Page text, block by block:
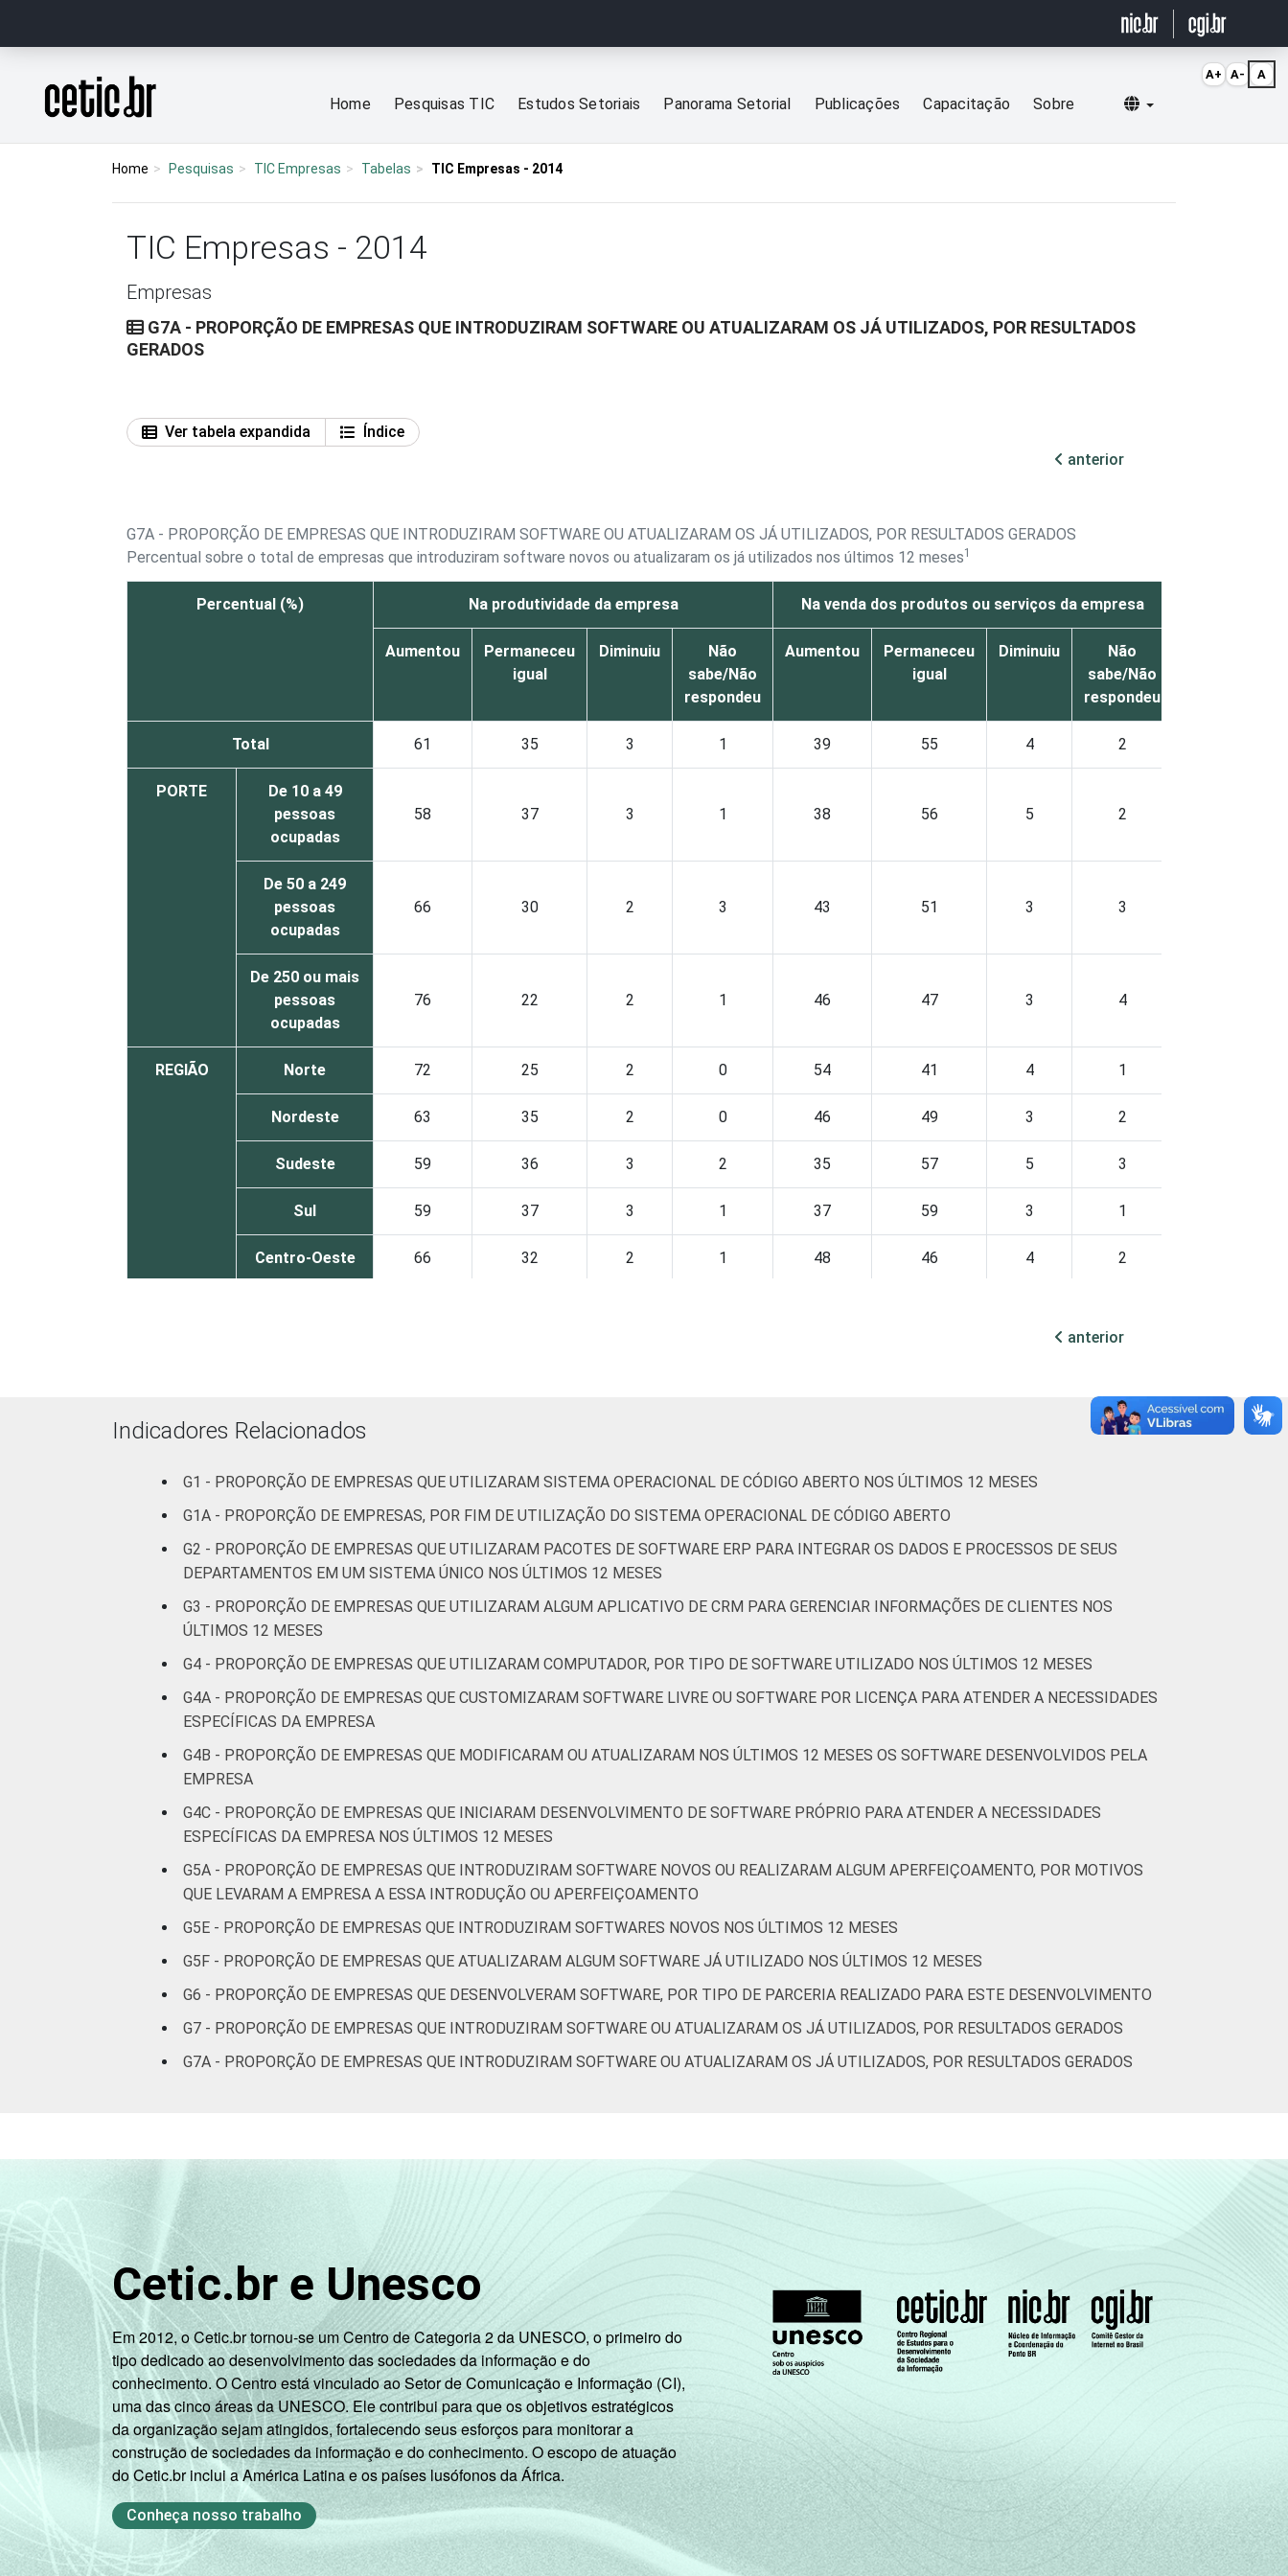
Página inicial
Home Pesquisas TIC Estudos Setoriais Panorama Setorial Publicações Capacitação Sobre Selecionar idioma
Home Pesquisas TIC Empresas Tabelas TIC Empresas - 2014
TIC Empresas - 2014
Empresas
G7A - PROPORÇÃO DE EMPRESAS QUE INTRODUZIRAM SOFTWARE OU ATUALIZARAM OS JÁ UTILIZADOS, POR RESULTADOS
GERADOS
Ver tabela expandida
Índice
anterior
G7A - PROPORÇÃO DE EMPRESAS QUE INTRODUZIRAM SOFTWARE OU ATUALIZARAM OS JÁ UTILIZADOS, POR RESULTADOS GERADOS
Percentual sobre o total de empresas que introduziram software novos ou atualizaram os já utilizados nos últimos 12 meses1
Percentual (%) Na produtividade da empresa Na venda dos produtos ou serviços da empresa
Aumentou
Permaneceu
igual
Diminuiu
Não
sabe/Não
respondeu
Aumentou
Permaneceu
igual
Diminuiu
Não
sabe/Não
respondeu
Total 61 35 3 1 39 55 4 2
PORTE
De 10 a 49
pessoas
ocupadas
58 37 3 1 38 56 5 2
De 50 a 249
pessoas
ocupadas
66 30 2 3 43 51 3 3
De 250 ou mais
pessoas
ocupadas
76 22 2 1 46 47 3 4
REGIÃO Norte 72 25 2 0 54 41 4 1
Nordeste 63 35 2 0 46 49 3 2
Sudeste 59 36 3 2 35 57 5 3
Sul 59 37 3 1 37 59 3 1
Centro-Oeste 66 32 2 1 48 46 4 2
Comércio;
automotores e
motocicletas
Transporte,
armazenagem
e correio
61 34 4
Alojamento e
alimentação
53 42 4 1 37 54 7
Atividades
imobiliárias;
científicas e
técnicas;
atividades
administrativas
complentares
67 28
comunicação
75 23 0 2 45 49 2 4
esporte e
serviços
Base: 5.082 empresas que declararam ter introduzido novos software ou atualizado os já utilizados nos últimos 12 meses, com 10 ou mais
pessoas ocupadas, que constituem os seguintes segmentos da CNAE 2.0 (C, F, G, H, I, J, L, M, N, R e S). Respostas estimuladas.Dados coletados
entre setembro de 2014 e março de 2015.
Fonte: NIC.br - set 2014 / mar 2015
anterior
Indicadores Relacionados
G1 - PROPORÇÃO DE EMPRESAS QUE UTILIZARAM SISTEMA OPERACIONAL DE CÓDIGO ABERTO NOS ÚLTIMOS 12 MESES
G1A - PROPORÇÃO DE EMPRESAS, POR FIM DE UTILIZAÇÃO DO SISTEMA OPERACIONAL DE CÓDIGO ABERTO
G2 - PROPORÇÃO DE EMPRESAS QUE UTILIZARAM PACOTES DE SOFTWARE ERP PARA INTEGRAR OS DADOS E PROCESSOS DE SEUS
DEPARTAMENTOS EM UM SISTEMA ÚNICO NOS ÚLTIMOS 12 MESES
G3 - PROPORÇÃO DE EMPRESAS QUE UTILIZARAM ALGUM APLICATIVO DE CRM PARA GERENCIAR INFORMAÇÕES DE CLIENTES NOS
ÚLTIMOS 12 MESES
G4 - PROPORÇÃO DE EMPRESAS QUE UTILIZARAM COMPUTADOR, POR TIPO DE SOFTWARE UTILIZADO NOS ÚLTIMOS 12 MESES
G4A - PROPORÇÃO DE EMPRESAS QUE CUSTOMIZARAM SOFTWARE LIVRE OU SOFTWARE POR LICENÇA PARA ATENDER A NECESSIDADES
ESPECÍFICAS DA EMPRESA
G4B - PROPORÇÃO DE EMPRESAS QUE MODIFICARAM OU ATUALIZARAM NOS ÚLTIMOS 12 MESES OS SOFTWARE DESENVOLVIDOS PELA
EMPRESA
G4C - PROPORÇÃO DE EMPRESAS QUE INICIARAM DESENVOLVIMENTO DE SOFTWARE PRÓPRIO PARA ATENDER A NECESSIDADES
ESPECÍFICAS DA EMPRESA NOS ÚLTIMOS 12 MESES
G5A - PROPORÇÃO DE EMPRESAS QUE INTRODUZIRAM SOFTWARE NOVOS OU REALIZARAM ALGUM APERFEIÇOAMENTO, POR MOTIVOS
QUE LEVARAM A EMPRESA A ESSA INTRODUÇÃO OU APERFEIÇOAMENTO
G5E - PROPORÇÃO DE EMPRESAS QUE INTRODUZIRAM SOFTWARES NOVOS NOS ÚLTIMOS 12 MESES
G5F - PROPORÇÃO DE EMPRESAS QUE ATUALIZARAM ALGUM SOFTWARE JÁ UTILIZADO NOS ÚLTIMOS 12 MESES
G6 - PROPORÇÃO DE EMPRESAS QUE DESENVOLVERAM SOFTWARE, POR TIPO DE PARCERIA REALIZADO PARA ESTE DESENVOLVIMENTO
G7 - PROPORÇÃO DE EMPRESAS QUE INTRODUZIRAM SOFTWARE OU ATUALIZARAM OS JÁ UTILIZADOS, POR RESULTADOS GERADOS
G7A - PROPORÇÃO DE EMPRESAS QUE INTRODUZIRAM SOFTWARE OU ATUALIZARAM OS JÁ UTILIZADOS, POR RESULTADOS GERADOS
Cetic.br e Unesco
Em 2012, o Cetic.br tornou-se um Centro de Categoria 2 da UNESCO, o primeiro do
tipo dedicado ao desenvolvimento das sociedades da informação e do
conhecimento. O Centro está vinculado ao Setor de Comunicação e Informação (CI),
uma das cinco áreas da UNESCO. Ele contribui para que os objetivos estratégicos
da organização sejam atingidos, fortalecendo seus esforços para monitorar a
construção de sociedades da informação e do conhecimento. O escopo de atuação
do Cetic.br inclui a América Latina e os países lusófonos da África.
Conheça nosso trabalho
A+ A- A